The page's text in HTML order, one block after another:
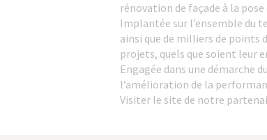
rénovation de façade à la
Implantée sur l’ensemble du
ainsi que de milliers de points
projets, quels que soient leur
Engagée dans une démarche
l’amélioration de la
Visiter le site de notre